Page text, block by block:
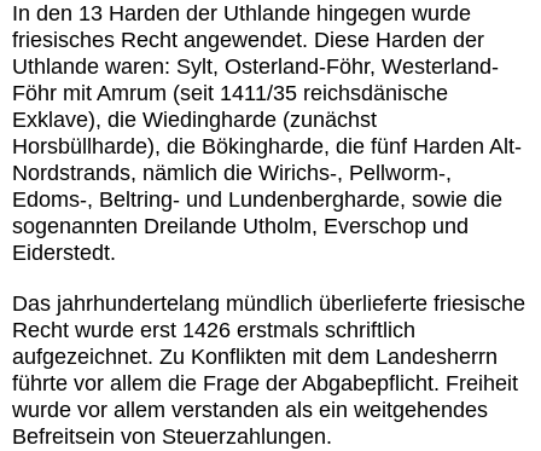
In den 13 Harden der Uthlande hingegen wurde
friesisches Recht angewendet. Diese Harden der
Uthlande waren: Sylt, Osterland-Föhr, Westerland-
Föhr mit Amrum (seit 1411/35 reichsdänische
Exklave), die Wiedingharde (zunächst
Horsbüllharde), die Bökingharde, die fünf Harden Alt-
Nordstrands, nämlich die Wirichs-, Pellworm-,
Edoms-, Beltring- und Lundenbergharde, sowie die
sogenannten Dreilande Utholm, Everschop und
Eiderstedt.
Das jahrhundertelang mündlich überlieferte friesische
Recht wurde erst 1426 erstmals schriftlich
aufgezeichnet. Zu Konflikten mit dem Landesherrn
führte vor allem die Frage der Abgabepflicht. Freiheit
wurde vor allem verstanden als ein weitgehendes
Befreitsein von Steuerzahlungen.